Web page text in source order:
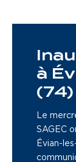
à
(74)
Le
SAGEC
Évian-